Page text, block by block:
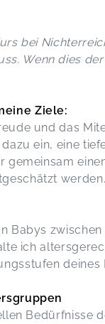
bei
Wenn dies
Ziele:
und das
ein, eine
gemeinsam
werden.
Babys
ich
deines
Bedürfnisse